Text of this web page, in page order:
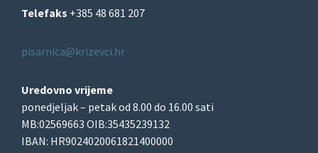
Telefaks +385 48 681 207
pisarnica@krizevci.hr
Uredovno vrijeme
ponedjeljak – petak od 8.00 do 16.00 sati
MB:02569663 OIB:35435239132
IBAN: HR9024020061821400000